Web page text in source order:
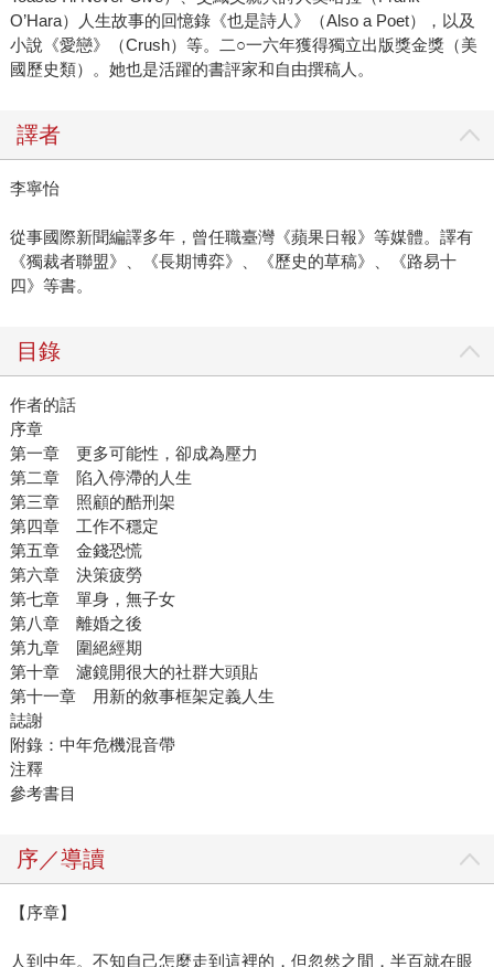
O’Hara）人生故事的回憶錄《也是詩人》（Also a Poet），以及
小說《愛戀》（Crush）等。二○一六年獲得獨立出版獎金獎（美
國歷史類）。她也是活躍的書評家和自由撰稿人。
譯者
李寧怡
從事國際新聞編譯多年，曾任職臺灣《蘋果日報》等媒體。譯有
《獨裁者聯盟》、《長期博弈》、《歷史的草稿》、《路易十
四》等書。
目錄
作者的話
序章
第一章 更多可能性，卻成為壓力
第二章 陷入停滯的人生
第三章 照顧的酷刑架
第四章 工作不穩定
第五章 金錢恐慌
第六章 決策疲勞
第七章 單身，無子女
第八章 離婚之後
第九章 圍絕經期
第十章 濾鏡開很大的社群大頭貼
第十一章 用新的敘事框架定義人生
誌謝
附錄：中年危機混音帶
注釋
參考書目
序／導讀
【序章】
人到中年。不知自己怎麼走到這裡的，但忽然之間，半百就在眼